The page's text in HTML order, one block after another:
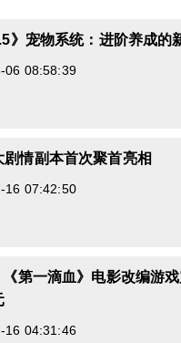
》宠物系统：进阶养成的
06 08:58:39
剧情副本首次聚首亮相
16 07:42:50
第一滴血》电影改编游
16 04:31:46